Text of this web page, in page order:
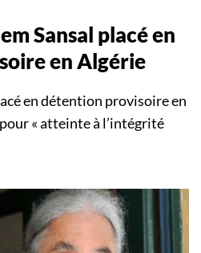
Sansal placé en
en Algérie
en détention provisoire en
« atteinte à l’intégrité